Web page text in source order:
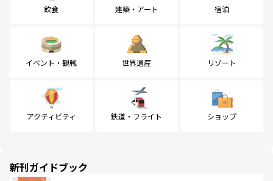
飲食 建築・アート 宿泊
イベント・観戦 世界遺産 リゾート
アクティビティ 鉄道・フライト ショップ
新刊ガイドブック